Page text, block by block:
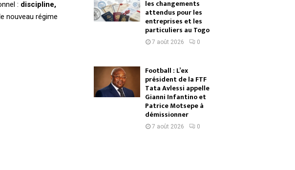
: discipline,
nouveau régime
les changements
attendus pour les
entreprises et les
particuliers au Togo
7 août 2026 0
Football : L’ex
président de la FTF
Tata Avlessi appelle
Gianni Infantino et
Patrice Motsepe à
démissionner
7 août 2026 0